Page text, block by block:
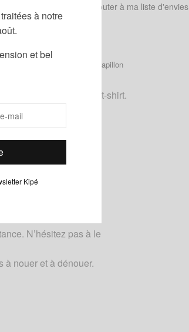
à notre
et bel
Kipé
Ajouter à ma liste d'envies
Noeuds papillon
colorée et un sweat-shirt.
N’hésitez pas à le
nouer et à dénouer.